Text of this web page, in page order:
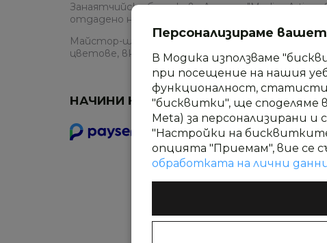
Занаятчийско бутиково Ателие "Modica Artisan
отдадено на шоколада във всички негови
Майстор-шоколатиер Гергана Мутафис и екип
цветове, вкусове, красив дизайн и изтънчено
НАЧИНИ НА ПЛАЩАНЕ
Персонализираме
В Модика използваме
при посещение на нашия
функционалност,
"бисквитки", ще споделяме
Meta) за персонализирани
"Настройки на
опцията "Приемам", вие се
обработката на лични